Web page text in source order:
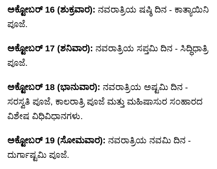
ಅಕ್ಟೋಬರ್ 16 (ಶುಕ್ರವಾರ): ನವರಾತ್ರಿಯ ಷಷ್ಠಿ ದಿನ - ಕಾತ್ಯಾಯಿನಿ
ಪೂಜೆ.
ಅಕ್ಟೋಬರ್ 17 (ಶನಿವಾರ): ನವರಾತ್ರಿಯ ಸಪ್ತಮಿ ದಿನ - ಸಿದ್ಧಿಧಾತ್ರಿ
ಪೂಜೆ.
ಅಕ್ಟೋಬರ್ 18 (ಭಾನುವಾರ): ನವರಾತ್ರಿಯ ಅಷ್ಟಮಿ ದಿನ -
ಸರಸ್ವತಿ ಪೂಜೆ, ಕಾಲರಾತ್ರಿ ಪೂಜೆ ಮತ್ತು ಮಹಿಷಾಸುರ ಸಂಹಾರದ
ವಿಶೇಷ ವಿಧಿವಿಧಾನಗಳು.
ಅಕ್ಟೋಬರ್ 19 (ಸೋಮವಾರ): ನವರಾತ್ರಿಯ ನವಮಿ ದಿನ -
ದುರ್ಗಾಷ್ಟಮಿ ಪೂಜೆ.